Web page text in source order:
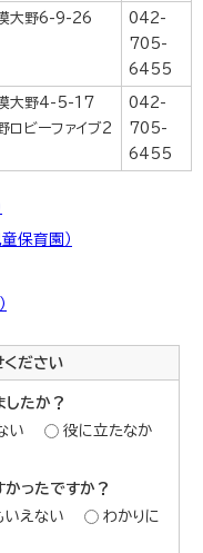
大野6-9-26
042-
705-
6455
大野4-5-17
ロビーファイブ2
042-
705-
6455
保育園）
ください
したか？
い
役に立たなか
かったですか？
いえない
わかりに